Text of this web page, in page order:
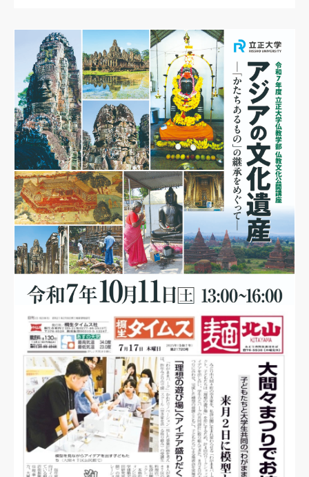
JUL
21
2025
立正大学「仏教文化公開講座」で登壇